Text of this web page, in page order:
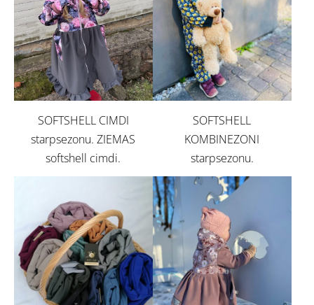
SOFTSHELL CIMDI
starpsezonu. ZIEMAS
softshell cimdi.
SOFTSHELL
KOMBINEZONI
starpsezonu.